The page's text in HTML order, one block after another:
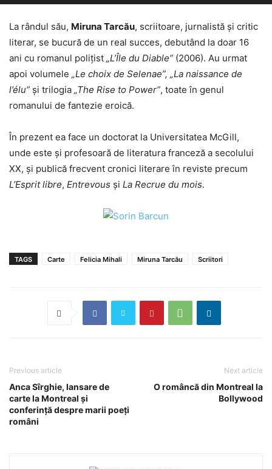
La rândul său, Miruna Tarcău, scriitoare, jurnalistă și critic
literar, se bucură de un real succes, debutând la doar 16
ani cu romanul polițist „L’Île du Diable” (2006). Au urmat
apoi volumele „Le choix de Selenae”, „La naissance de
l’élu” și trilogia „The Rise to Power”, toate în genul
romanului de fantezie eroică.
În prezent ea face un doctorat la Universitatea McGill,
unde este și profesoară de literatura franceză a secolului
XX, și publică frecvent cronici literare în reviste precum
L’Esprit libre, Entrevous și La Recrue du mois.
TAGS Carte Felicia Mihali Miruna Tarcău Scriitori
Previous article
Anca Sîrghie, lansare de
carte la Montreal și
conferință despre marii poeți
români
Next article
O româncă din Montreal la
Bollywood